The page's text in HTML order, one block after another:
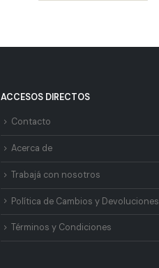
ACCESOS DIRECTOS
Contacto
Acerca de
Trabajá con nosotros
Política de Cambios y Devoluciones
Términos y Condiciones